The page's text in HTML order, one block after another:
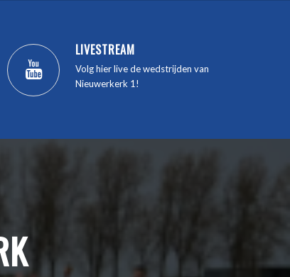
LIVESTREAM
Volg hier live de wedstrijden van
Nieuwerkerk 1!